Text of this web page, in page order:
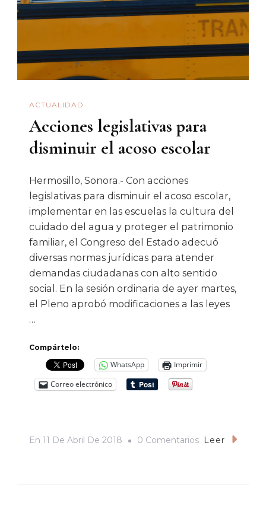
De
Contralor
Del
Estado
ACTUALIDAD
Acciones legislativas para
disminuir el acoso escolar
Hermosillo, Sonora.- Con acciones
legislativas para disminuir el acoso escolar,
implementar en las escuelas la cultura del
cuidado del agua y proteger el patrimonio
familiar, el Congreso del Estado adecuó
diversas normas jurídicas para atender
demandas ciudadanas con alto sentido
social. En la sesión ordinaria de ayer martes,
el Pleno aprobó modificaciones a las leyes
…
Compártelo:
WhatsApp
Imprimir
Correo electrónico
En 11 De Abril De 2018 0 ComentariosEnLeer